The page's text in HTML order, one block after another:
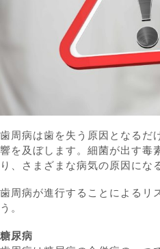
歯周病は歯を失う原因となるだ
響を及ぼします。細菌が出す毒
り、さまざまな病気の原因にな
歯周病が進行することによるリ
う。
糖尿病